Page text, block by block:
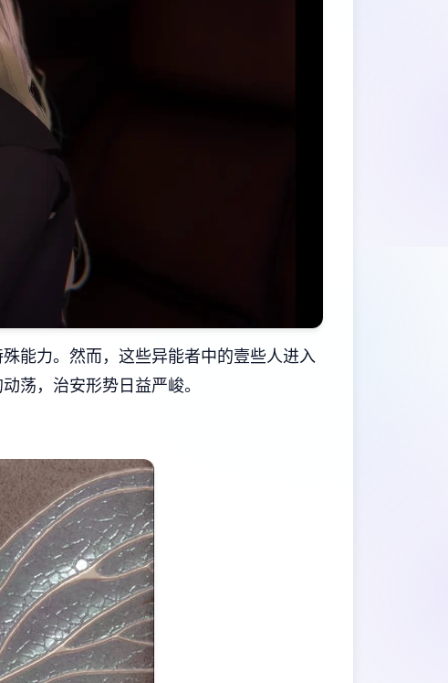
能力。然而，这些异能者中的壹些人进入
荡，治安形势日益严峻。